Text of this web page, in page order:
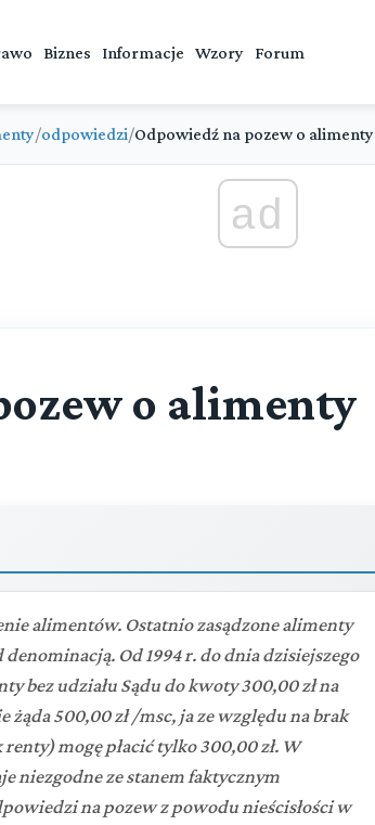
Biznes Informacje Wzory Forum
/odpowiedzi/Odpowiedź na pozew o alimenty
ad
o alimenty
alimentów. Ostatnio zasądzone alimenty
Od 1994 r. do dnia dzisiejszego
bez udziału Sądu do kwoty 300,00 zł na
żąda 500,00 zł /msc, ja ze względu na brak
mogę płacić tylko 300,00 zł. W
niezgodne ze stanem faktycznym
na pozew z powodu nieścisłości w